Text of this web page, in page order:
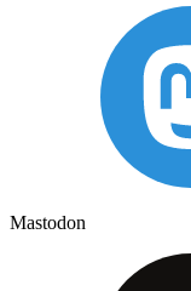
Mastodon